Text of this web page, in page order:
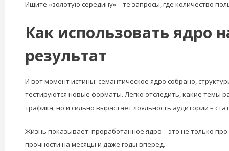
Ищите «золотую середину» – те запросы, где количество
Как использовать ядро
результат
И вот момент истины: семантическое ядро собрано,
тестируются новые форматы. Легко отследить, какие темы
трафика, но и сильно вырастает лояльность аудитории –
Жизнь показывает: проработанное ядро – это не только
прочности на месяцы и даже годы вперед.